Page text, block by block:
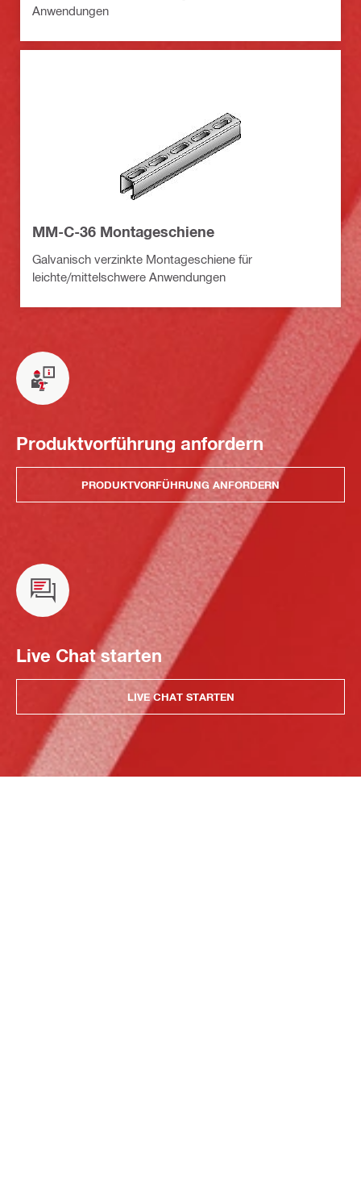
Anwendungen
MM-C-36 Montageschiene
Galvanisch verzinkte Montageschiene für
leichte/mittelschwere Anwendungen
Produktvorführung anfordern
PRODUKTVORFÜHRUNG ANFORDERN
Live Chat starten
LIVE CHAT STARTEN